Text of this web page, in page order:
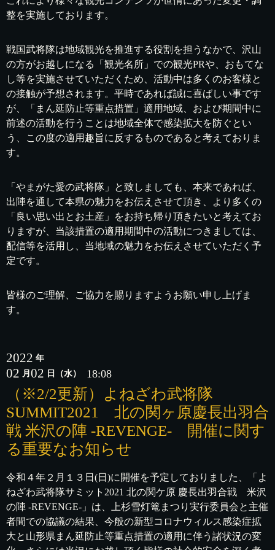
整を実施しております。
戦国武将隊は地域観光を推進する役割を担うなかで、沢山
の方がお越しになる「観光名所」での観光PRや、おもてな
し等を実施させていただくため、活動中は多くのお客様と
の接触が予想されます。平時であれば誠に喜ばしい事です
が、「まん延防止等重点措置」適用地域、および期間中に
前述の活動を行うことは地域全体で感染拡大を防ぐとい
う、この度の適用趣旨に反するものであると考えておりま
す。
「やまがた愛の武将隊」と致しましても、本来であれば、
出陣を通して本県の魅力をお伝えさせて頂き、より多くの
「良い思い出とお土産」をお持ち帰り頂きたいと考えてお
りますが、当該措置の適用期間中の活動につきましては、
配信等を活用し、当地域の魅力をお伝えさせていただく予
定です。
皆様のご理解、ご協力を賜りますようお願い申し上げま
す。
2022 年
02 月 02 日 （水） 18:08
（※2/2更新）よねざわ武将隊
SUMMIT2021 北の関ヶ原慶長出羽合
戦 米沢の陣 -REVENGE- 開催に関す
る重要なお知らせ
令和４年２月１３日(日)に開催を予定しておりました、「よ
ねざわ武将隊サミット2021 北の関ケ原 慶長出羽合戦 米沢
の陣 -REVENGE-」は、上杉雪灯篭まつり実行委員会と主催
者間での協議の結果、今般の新型コロナウィルス感染症拡
大と山形県まん延防止等重点措置の適用に伴う諸状況の変